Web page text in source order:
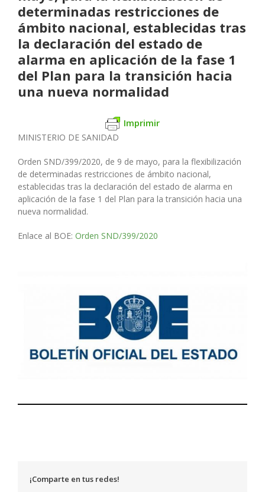
determinadas restricciones de
ámbito nacional, establecidas tras
la declaración del estado de
alarma en aplicación de la fase 1
del Plan para la transición hacia
una nueva normalidad
Imprimir
MINISTERIO DE SANIDAD
Orden SND/399/2020, de 9 de mayo, para la flexibilización
de determinadas restricciones de ámbito nacional,
establecidas tras la declaración del estado de alarma en
aplicación de la fase 1 del Plan para la transición hacia una
nueva normalidad.
Enlace al BOE: Orden SND/399/2020
¡Comparte en tus redes!